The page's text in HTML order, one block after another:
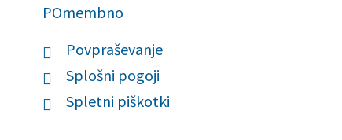
POmembno
Povpraševanje
Splošni pogoji
Spletni piškotki